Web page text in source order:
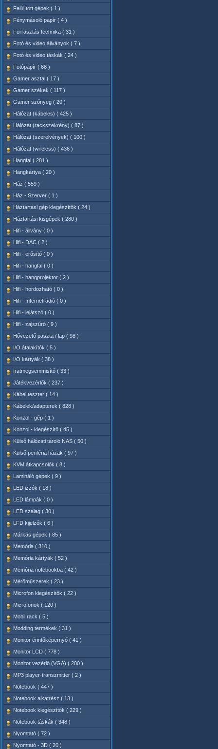
Felújított gépek ( 1 )
Fénymásoló papír ( 4 )
Forrasztás technika ( 31 )
Fotó és video állványok ( 7 )
Fotó és video táskák ( 24 )
Fotópapír ( 66 )
Gamer asztal ( 17 )
Gamer székek ( 117 )
Gamer szőnyeg ( 20 )
Hálózat (kábeles) ( 425 )
Hálózat (rackszekrény) ( 87 )
Hálózat (szerelvények) ( 100 )
Hálózat (wireless) ( 436 )
Hangfal ( 281 )
Hangkártya ( 20 )
Ház ( 559 )
Ház - Szerver ( 1 )
Háztartási gép kiegészítők ( 24 )
Háztartási kisgépek ( 280 )
Hifi - állvány ( 0 )
Hifi - DAC ( 2 )
Hifi - erősítő ( 0 )
Hifi - hangfal ( 0 )
Hifi - hangprojektor ( 2 )
Hifi - hordozható ( 0 )
Hifi - Internetrádió ( 0 )
Hifi - lejátszó ( 0 )
Hifi - zajszűrő ( 9 )
Hővezető paszta / lap ( 98 )
I/O átalakítók ( 5 )
I/O kártyák ( 38 )
Iratmegsemmisítő ( 33 )
Játékvezérlők ( 237 )
Kábel teszter ( 14 )
Kábelek/adapterek ( 828 )
Konzol - gép ( 1 )
Konzol - kiegészítő ( 45 )
Külső hálózati tároló NAS ( 50 )
Külső periféria házak ( 97 )
KVM átkapcsolók ( 8 )
Lamináló gépek ( 9 )
LED izzók ( 18 )
LED lámpák ( 0 )
LED szalag ( 30 )
LFD kijelzők ( 6 )
Márkás gépek ( 85 )
Memória ( 310 )
Memória kártyák ( 52 )
Memória notebookba ( 42 )
Mérőműszerek ( 23 )
Microfon kiegészítők ( 22 )
Microfonok ( 120 )
Mobil rack ( 5 )
Modding termékek ( 31 )
Monitor érintőképernyő ( 41 )
Monitor LCD ( 778 )
Monitor vezérlő (VGA) ( 200 )
MP3 player-transzmitter ( 2 )
Notebook ( 447 )
Notebook alkatrész ( 13 )
Notebook kiegészítők ( 229 )
Notebook táskák ( 348 )
Nyomtató ( 72 )
Nyomtató - 3D ( 20 )